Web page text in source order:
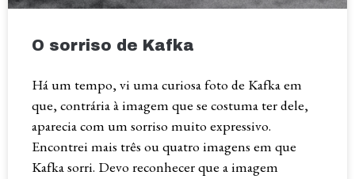
O sorriso de Kafka
Há um tempo, vi uma curiosa foto de Kafka em
que, contrária à imagem que se costuma ter dele,
aparecia com um sorriso muito expressivo.
Encontrei mais três ou quatro imagens em que
Kafka sorri. Devo reconhecer que a imagem